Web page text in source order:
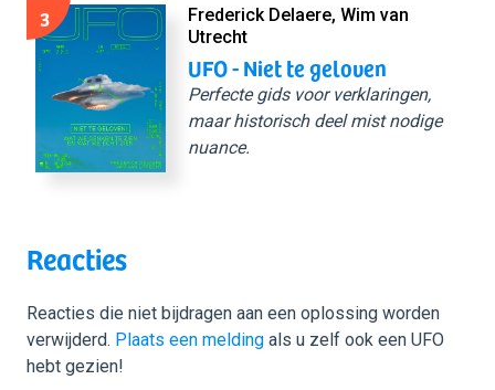
3
Frederick Delaere, Wim van
Utrecht
UFO - Niet te geloven
Perfecte gids voor verklaringen,
maar historisch deel mist nodige
nuance.
Reacties
Reacties die niet bijdragen aan een oplossing worden
verwijderd. Plaats een melding als u zelf ook een UFO
hebt gezien!